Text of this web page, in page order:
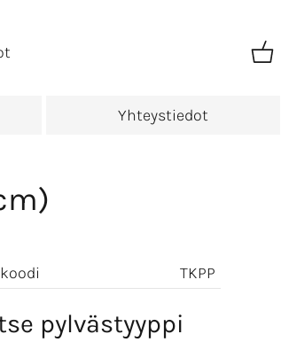
Yhteystiedot
TKPP
pylvästyyppi